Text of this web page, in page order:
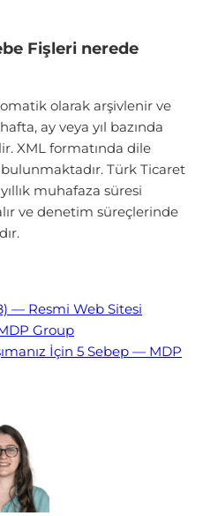
Fişleri nerede
olarak arşivlenir ve
ay veya yıl bazında
XML formatında dile
Türk Ticaret
muhafaza süresi
ve denetim süreçlerinde
— Resmi Web Sitesi
Group
İçin 5 Sebep — MDP